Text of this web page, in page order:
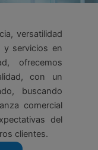
versatilidad
y servicios en
ofrecemos
con un
buscando
comercial
del
clientes.